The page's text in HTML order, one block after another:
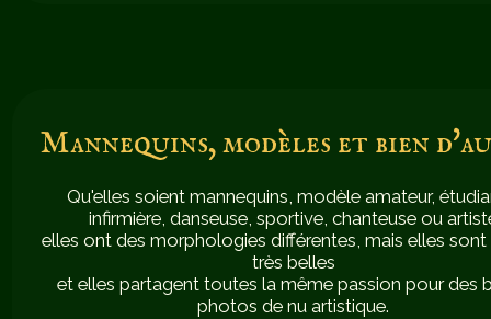
Mannequins, modèles et bien
Qu'elles soient mannequins, modèle amateur,
infirmière, danseuse, sportive, chanteuse ou
elles ont des morphologies différentes, mais elles
très belles
et elles partagent toutes la même passion pour des
photos de nu artistique.